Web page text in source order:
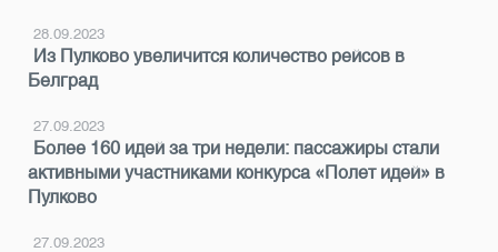
28.09.2023
Из Пулково увеличится количество рейсов в
Белград
27.09.2023
Более 160 идей за три недели: пассажиры стали
активными участниками конкурса «Полет идей» в
Пулково
27.09.2023